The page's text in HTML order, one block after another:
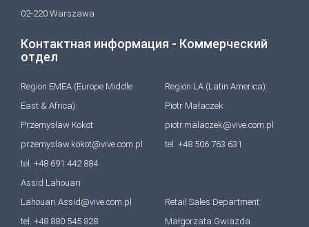
02-220 Warszawa
Контактная информация - Коммерческий
отдел
Region EMEA (Europe Middle
East & Africa):
Przemysław Kokot
przemyslaw.kokot@vive.com.pl
tel. +48 691 442 884
Assid Lahouari
Lahouari.Assid@vive.com.pl
tel. +48 880 545 828
Region LA (Latin America):
Piotr Małaczek
piotr.malaczek@vive.com.pl
tel. +48 506 763 631
Retail Sales Department:
Małgorzata Gwiazda